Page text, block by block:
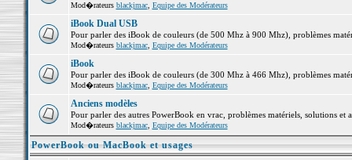
Mod�rateurs blackjmac, Equipe des Modérateurs
iBook Dual USB
Pour parler des iBook de couleurs (de 500 Mhz à 900 Mhz), problèmes
Mod�rateurs blackjmac, Equipe des Modérateurs
iBook
Pour parler des iBook de couleurs (de 300 Mhz à 466 Mhz), problèmes
Mod�rateurs blackjmac, Equipe des Modérateurs
Anciens modèles
Pour parler des autres PowerBook en vrac, problèmes matériels, solutions et
Mod�rateurs blackjmac, Equipe des Modérateurs
PowerBook ou MacBook et usages